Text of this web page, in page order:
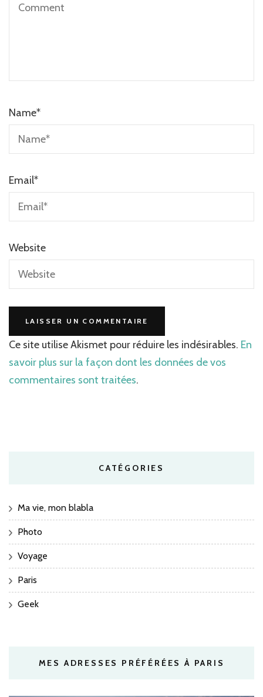
Name*
Email*
Website
Ce site utilise Akismet pour réduire les indésirables. En
savoir plus sur la façon dont les données de vos
commentaires sont traitées.
CATÉGORIES
Ma vie, mon blabla
Photo
Voyage
Paris
Geek
MES ADRESSES PRÉFÉRÉES À PARIS